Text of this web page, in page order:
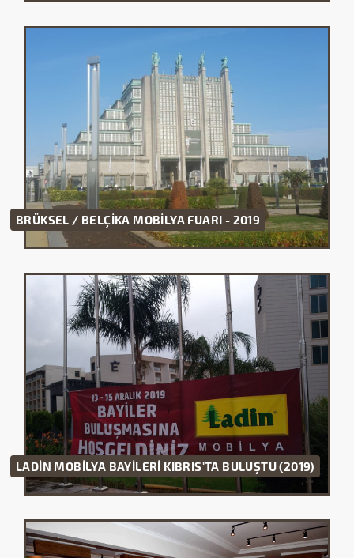
BRÜKSEL / BELÇİKA MOBİLYA FUARI - 2019
LADİN MOBİLYA BAYİLERİ KIBRIS'TA BULUŞTU (2019)